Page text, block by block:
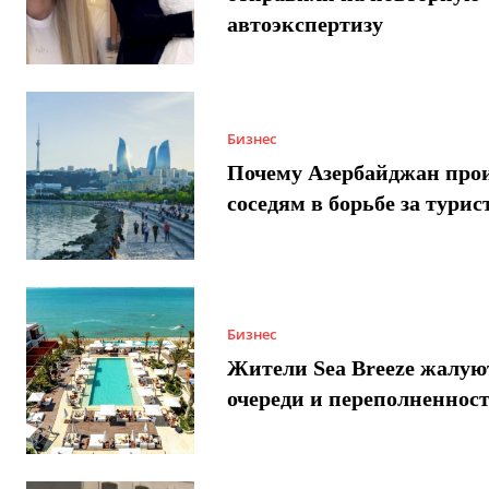
автоэкспертизу
Бизнес
Почему Азербайджан
соседям в борьбе за
Бизнес
Жители Sea Breeze
очереди и